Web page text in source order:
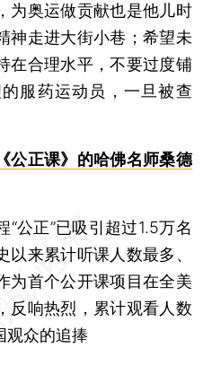
为奥运做贡献也是他儿时
神走进大街小巷；希望未
在合理水平，不要过度铺
服药运动员，一旦被查
公正课》的哈佛名师桑德
正”已吸引超过1.5万名
来累计听课人数最多、
为首个公开课项目在全美
反响热烈，累计观看人数
观众的追捧